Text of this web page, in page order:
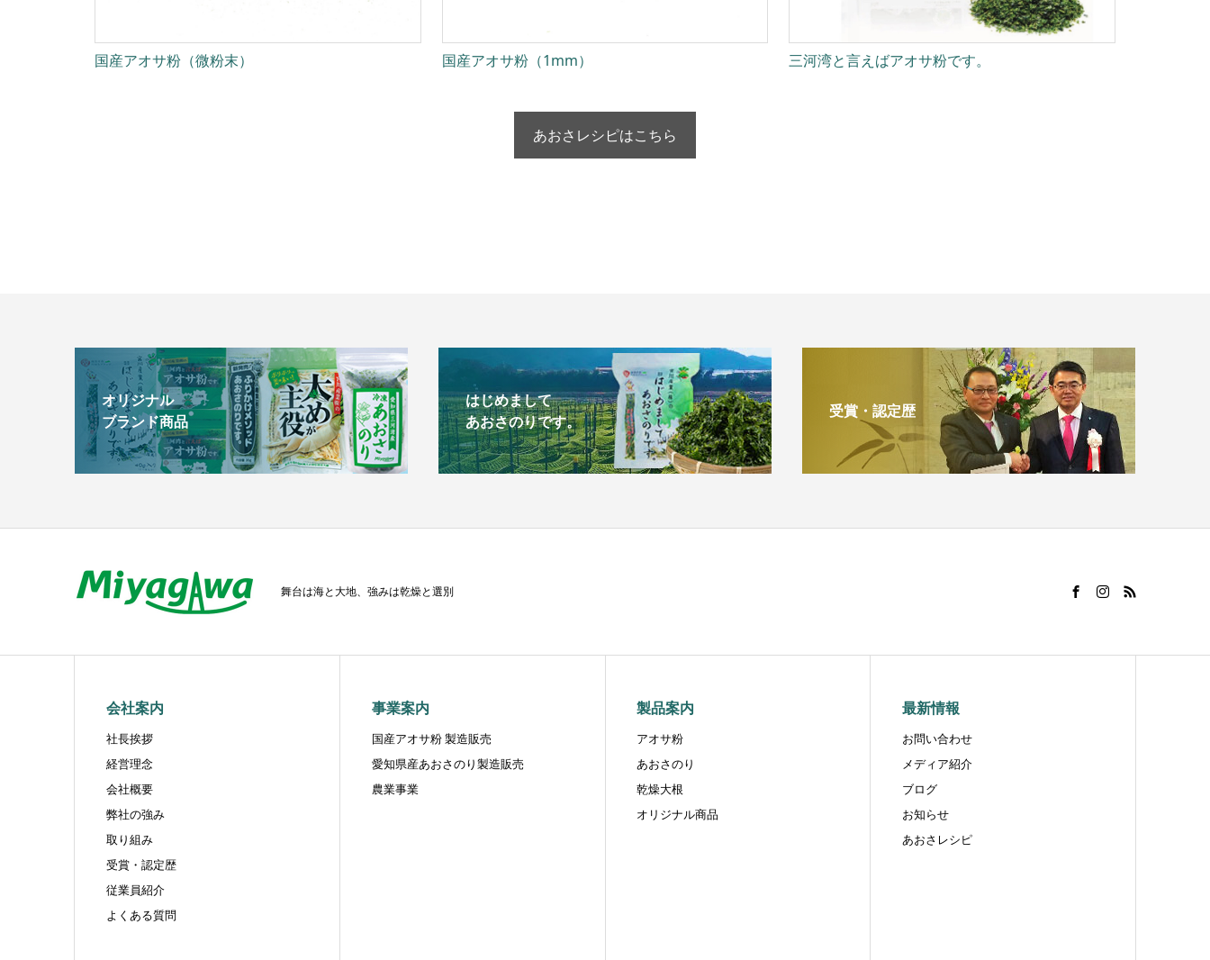
国産アオサ粉（微粉末） 国産アオサ粉（1mm） 三河湾と言えばアオサ粉です。
あおさレシピはこちら
オリジナル
ブランド商品
はじめまして
あおさのりです。
受賞・認定歴
舞台は海と大地、強みは乾燥と選別
会社案内
社長挨拶
経営理念
会社概要
弊社の強み
取り組み
受賞・認定歴
従業員紹介
よくある質問
事業案内
国産アオサ粉 製造販売
愛知県産あおさのり製造販売
農業事業
製品案内
アオサ粉
あおさのり
乾燥大根
オリジナル商品
最新情報
お問い合わせ
メディア紹介
ブログ
お知らせ
あおさレシピ